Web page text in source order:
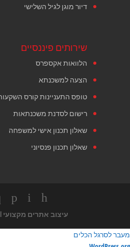
דיור מוגן לגיל השלישי
שירותים פיננסיים
הלוואות אקספרס
הצעה למשכנתא
טופס התעניינות קורס
רישום לסדנת משכנתאות
שאלון תכנון אישי למשפחה
שאלון תכנון פנסיוני
עיצוב אתרים מקצועי
מעבר לסרגל הכלים